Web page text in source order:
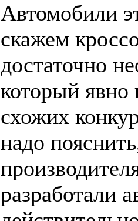
Автомобили
скажем
достаточно
который явно
схожих
надо
разработали